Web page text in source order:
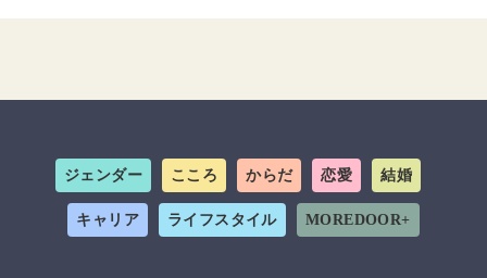
ジェンダー こころ からだ 恋愛 結婚
キャリア ライフスタイル MOREDOOR+